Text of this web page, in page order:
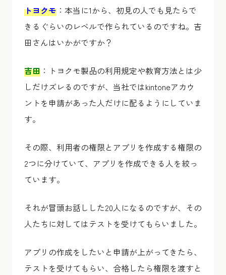
トヨクモ ：本当に1から、初見の人でも見たらで
きるぐらいのレベルで作られているのですね。吉
田さんはいかがですか？
吉田 ：トヨクモ製品の利用規定や教育方法とは少
しだけズレるのですが、当社ではkintoneアカウ
ントを申請があった人だけに配るようにしていま
す。
その際、利用者の権限とアプリを作成する権限の
2つに分けていて、アプリを作成できる人を絞っ
ています。
それが冒頭お話しした20人になるのですが、その
人たちに対してはテストを受けてもらいました。
アプリの作成をしたいと申請が上がってきたら、
テストを受けてもらい、合格したら権限を渡すと